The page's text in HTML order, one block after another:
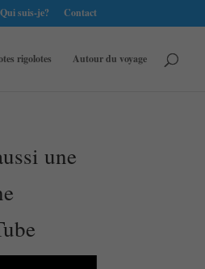
Qui suis-je? Contact
rigolotes Autour du voyage
une